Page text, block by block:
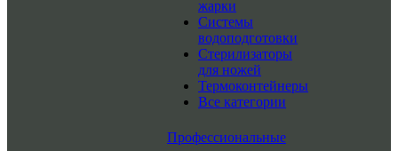
жарки
Системы
водоподготовки
Стерилизаторы
для ножей
Термоконтейнеры
Все категории
Профессиональные